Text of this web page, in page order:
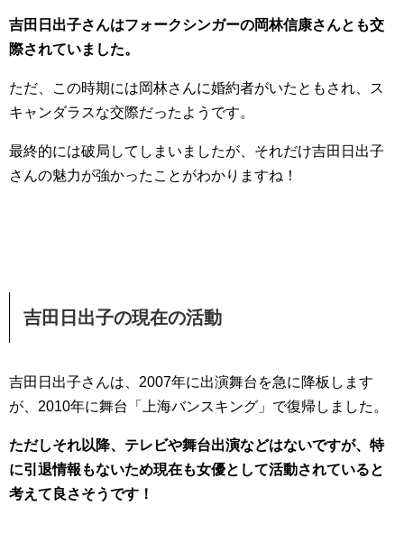
吉田日出子さんはフォークシンガーの岡林信康さんとも交
際されていました。
ただ、この時期には岡林さんに婚約者がいたともされ、ス
キャンダラスな交際だったようです。
最終的には破局してしまいましたが、それだけ吉田日出子
さんの魅力が強かったことがわかりますね！
吉田日出子の現在の活動
吉田日出子さんは、2007年に出演舞台を急に降板します
が、2010年に舞台「上海バンスキング」で復帰しました。
ただしそれ以降、テレビや舞台出演などはないですが、特
に引退情報もないため現在も女優として活動されていると
考えて良さそうです！